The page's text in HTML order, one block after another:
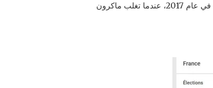
بطريقة أو بأخرى يقع ضمن هامش الخطأ في استطلاعات الرأي. لذلك فهو على أي حال أقرب بكثير مما كان عليه في عام 2017، عندما تغلب ماكرون